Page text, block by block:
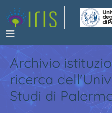
Archivio
ricerca
Studi di